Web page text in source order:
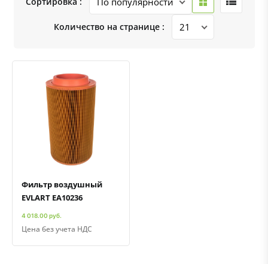
Количество на странице :
Быстрый просмотрДобавить к сравнению
Добавить в избранное
Фильтр воздушный
EVLART EA10236
4 018.00 руб.
Цена без учета НДС